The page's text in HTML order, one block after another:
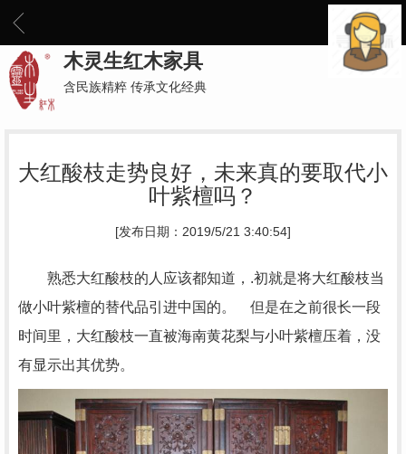
木灵生红木家具
含民族精粹 传承文化经典
大红酸枝走势良好，未来真的要取代小
叶紫檀吗？
[发布日期：2019/5/21 3:40:54]
熟悉大红酸枝的人应该都知道，.初就是将大红酸枝当
做小叶紫檀的替代品引进中国的。 但是在之前很长一段
时间里，大红酸枝一直被海南黄花梨与小叶紫檀压着，没
有显示出其优势。